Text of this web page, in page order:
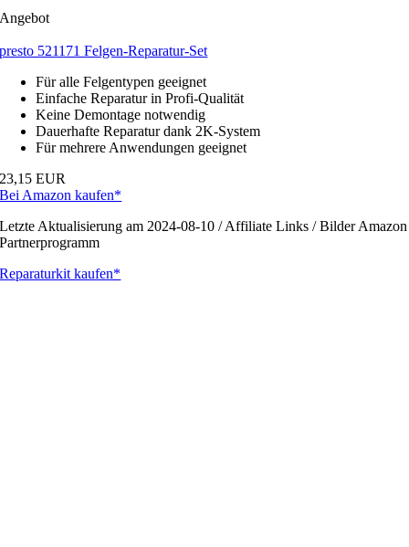
Angebot
presto 521171 Felgen-Reparatur-Set
Für alle Felgentypen geeignet
Einfache Reparatur in Profi-Qualität
Keine Demontage notwendig
Dauerhafte Reparatur dank 2K-System
Für mehrere Anwendungen geeignet
23,15 EUR
Bei Amazon kaufen*
Letzte Aktualisierung am 2024-08-10 / Affiliate Links / Bilder Amazon
Partnerprogramm
Reparaturkit kaufen*